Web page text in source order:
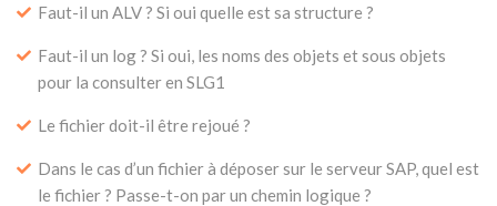
Faut-il un ALV ? Si oui quelle est sa structure ?
Faut-il un log ? Si oui, les noms des objets et sous objets
pour la consulter en SLG1
Le fichier doit-il être rejoué ?
Dans le cas d’un fichier à déposer sur le serveur SAP, quel est
le fichier ? Passe-t-on par un chemin logique ?